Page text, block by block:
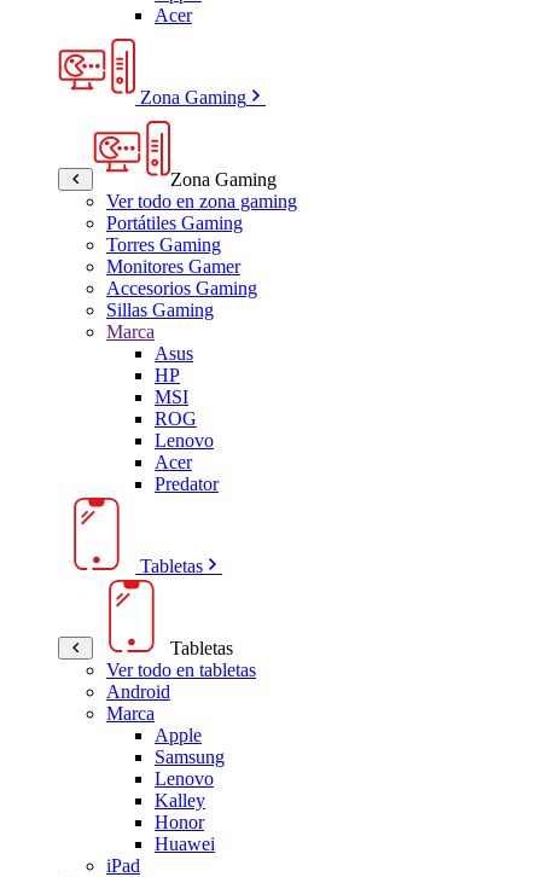
Acer
Zona Gaming
Zona Gaming
Ver todo en zona gaming
Portátiles Gaming
Torres Gaming
Monitores Gamer
Accesorios Gaming
Sillas Gaming
Marca
Asus
HP
MSI
ROG
Lenovo
Acer
Predator
Tabletas
Tabletas
Ver todo en tabletas
Android
Marca
Apple
Samsung
Lenovo
Kalley
Honor
Huawei
iPad